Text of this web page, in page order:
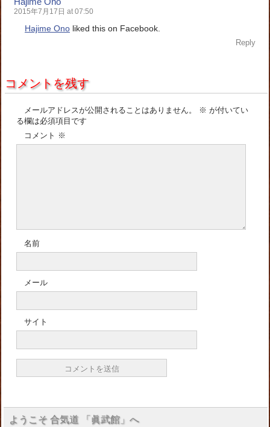
2015年7月17日 at 07:50
Hajime Ono liked this on Facebook.
Reply
コメントを残す
メールアドレスが公開されることはありません。 ※ が付いてい
る欄は必須項目です
コメント ※
名前
メール
サイト
ようこそ 合気道 「眞武館」へ